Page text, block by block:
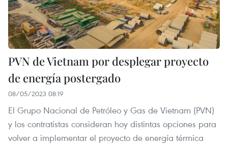
PVN de Vietnam por desplegar proyecto
de energía postergado
08/05/2023 08:19
El Grupo Nacional de Petróleo y Gas de Vietnam (PVN)
y los contratistas consideran hoy distintas opciones para
volver a implementar el proyecto de energía térmica